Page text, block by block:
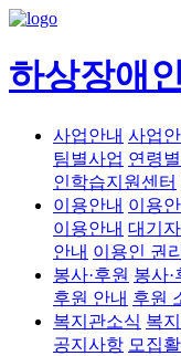
하상장애
사업안내 사업
팀별사업 연령
인학습지원센터
이용안내 이용
이용안내 대기
안내 이용인 권리
봉사·후원 봉사·
후원 안내 후원
복지관소식 복
공지사항 모집